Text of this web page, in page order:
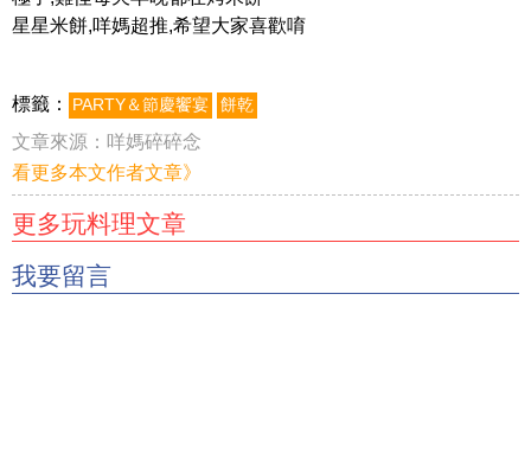
星星米餅,咩媽超推,希望大家喜歡唷
標籤： PARTY＆節慶饗宴 餅乾
文章來源： 咩媽碎碎念
看更多本文作者文章》
更多玩料理文章
我要留言